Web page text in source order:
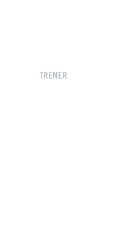
TRENER